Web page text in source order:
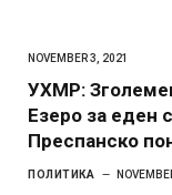
NOVEMBER 3, 2021
УХМР:
Езеро за еден
Преспанско
ПОЛИТИКА